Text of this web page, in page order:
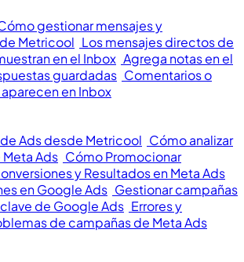
gestionar mensajes y
Metricool Los mensajes directos de
en el Inbox Agrega notas en el
guardadas Comentarios o
en Inbox
Ads desde Metricool Cómo analizar
Ads Cómo Promocionar
y Resultados en Meta Ads
en Google Ads Gestionar campañas
de Google Ads Errores y
de campañas de Meta Ads